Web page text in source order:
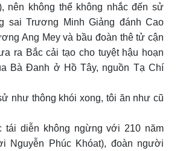
nên không thể không nhắc đến sử
sai Trương Minh Giảng đánh Cao
Ang Mey và bầu đoàn thê tử cận
ra Bắc cải tạo cho tuyệt hậu hoạn
Bà Đanh ở Hồ Tây, nguồn Tạ Chí
như thông khói xong, tôi ăn như cũ
tái diễn không ngừng với 210 năm
Nguyễn Phúc Khóat), đoàn người